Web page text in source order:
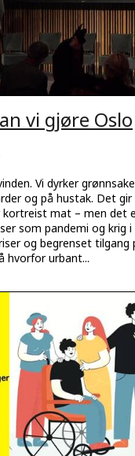
vi gjøre Oslo
Vi dyrker
og på hustak. Det
kortreist mat – men det
som pandemi og krig
og begrenset tilgang
hvorfor urbant...